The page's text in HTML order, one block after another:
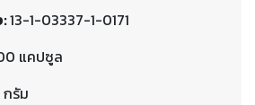
13-1-03337-1-0171
แคปซูล
รัม